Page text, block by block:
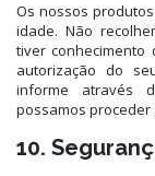
Os nossos
idade. Não
tiver
autorização do
informe através
possamos proceder
10.